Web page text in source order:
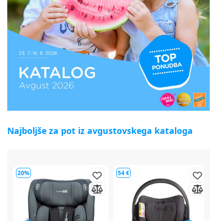
Najboljše za pot iz avgustovskega kataloga
54 € 64 €